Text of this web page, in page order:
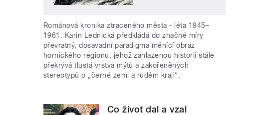
Románová kronika ztraceného města - léta 1945–
1961. Karin Lednická předkládá do značné míry
převratný, dosavadní paradigma měnící obraz
hornického regionu, jehož zahlazenou historii stále
překrývá tlustá vrstva mýtů a zakořeněných
stereotypů o „černé zemi a rudém kraji“.
Co život dal a vzal